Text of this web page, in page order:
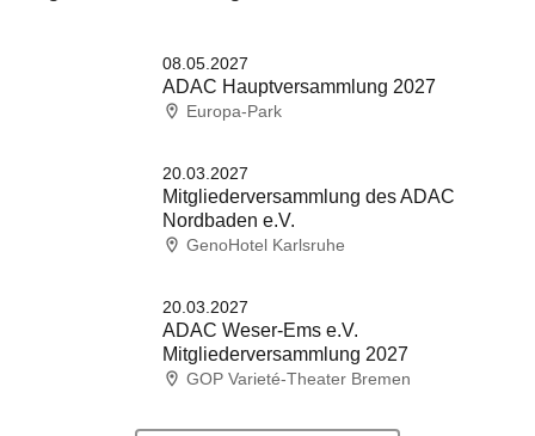
08.05.2027
Europa-Park
ADAC Hauptversammlung 2027
20.03.2027
GenoHotel Karlsruhe
Mitgliederversammlung des ADAC
Nordbaden e.V.
20.03.2027
GOP Varieté-Theater Bremen
ADAC Weser-Ems e.V.
Mitgliederversammlung 2027